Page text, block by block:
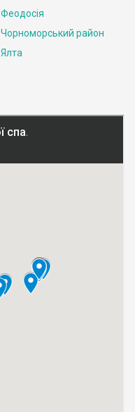
Феодосія
Чорноморський район
Ялта